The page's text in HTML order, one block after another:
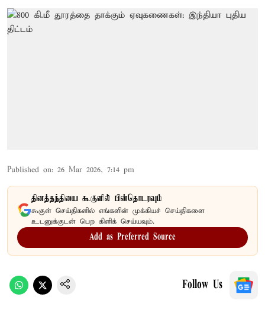
Published on: 26 Mar 2026, 7:14 pm
தினத்தந்தியை கூகுளில் பின்தொடரவும்
கூகுள் செய்திகளில் எங்களின் முக்கியச் செய்திகளை
உடனுக்குடன் பெற கிளிக் செய்யவும்.
Add as Preferred Source
Follow Us